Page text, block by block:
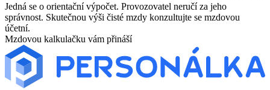
Jedná se o orientační výpočet. Provozovatel neručí za jeho
správnost. Skutečnou výši čisté mzdy konzultujte se mzdovou
účetní.
Mzdovou kalkulačku vám přináší